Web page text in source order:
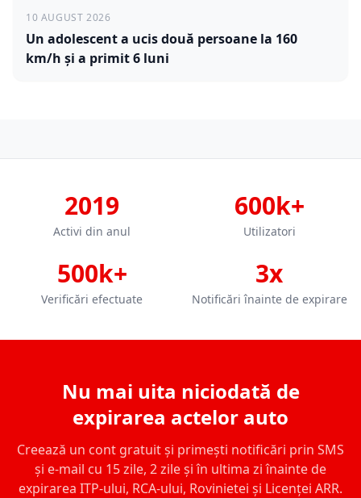
10 AUGUST 2026
Un adolescent a ucis două persoane la 160
km/h și a primit 6 luni
2019
Activi din anul
600k+
Utilizatori
500k+
Verificări efectuate
3x
Notificări înainte de expirare
Nu mai uita niciodată de
expirarea actelor auto
Creează un cont gratuit și primești notificări prin SMS
și e-mail cu 15 zile, 2 zile și în ultima zi înainte de
expirarea ITP-ului, RCA-ului, Rovinietei și Licenței ARR.